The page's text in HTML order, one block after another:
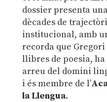
dossier presenta
dècades de
institucional, amb
recorda que
llibres de poesia,
arreu del domini
i és membre de l’
la Llengua.